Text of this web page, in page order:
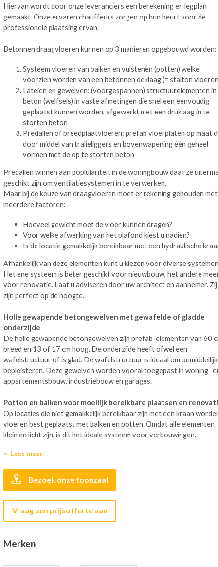
Hiervan wordt door onze leveranciers een berekening en legplan
gemaakt. Onze ervaren chauffeurs zorgen op hun beurt voor de
professionele plaatsing ervan.
Betonnen draagvloeren kunnen op 3 manieren opgebouwd worden:
Systeem vloeren van balken en vulstenen (potten) welke
voorzien worden van een betonnen deklaag (= stalton
Lateien en gewelven: (voorgespannen) structuurelementen in
beton (welfsels) in vaste afmetingen die snel een eenvoudig
geplaatst kunnen worden, afgewerkt met een druklaag in te
storten beton
Predallen of breedplaatvloeren: prefab vloerplaten op maat
door middel van tralieliggers en bovenwapening één geheel
vormen met de op te storten beton
Predallen winnen aan poplulariteit in de woningbouw daar ze
geschikt zijn om ventilatiesystemen in te verwerken.
Maar bij de keuze van draagvloeren moet er rekening gehouden met
meerdere factoren:
Hoeveel gewicht moet de vloer kunnen dragen?
Voor welke afwerking van het plafond kiest u nadien?
Is de locatie gemakkelijk bereikbaar met een hydraulische
Afhankelijk van deze elementen kunt u kiezen voor diverse
Het ene systeem is beter geschikt voor nieuwbouw, het andere
voor renovatie. Laat u adviseren door uw architect en aannemer. Zij
zijn perfect op de hoogte.
Holle gewapende betongewelven met gewafelde of gladde
onderzijde
De holle gewapende betongewelven zijn prefab-elementen van 60
breed en 13 of 17 cm hoog. De onderzijde heeft ofwel een
wafelstructuur of is glad. De wafelstructuur is ideaal om
bepleisteren. Deze gewelven worden vooral toegepast in woning-
appartementsbouw, industriebouw en garages.
Potten en balken voor moeilijk bereikbare plaatsen en
Op locaties die niet gemakkelijk bereikbaar zijn met een kraan
vloeren best geplaatst met balken en potten. Omdat alle elementen
klein en licht zijn, is dit het ideale systeem voor verbouwingen.
Lees meer
Bezoek onze toonzaal
Vraag een prijsofferte aan
Merken